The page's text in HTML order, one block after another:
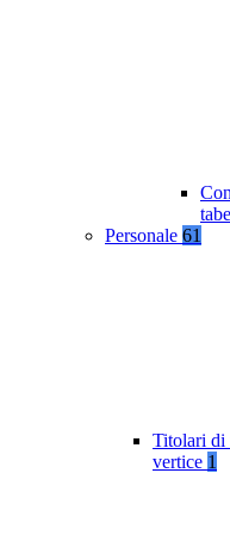
Personale 61
Titolari di
vertice 1